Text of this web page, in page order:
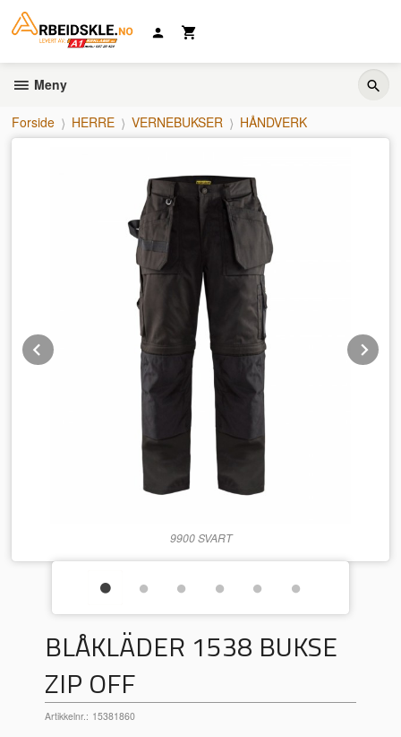
innholdet
Meny
Forside HERRE VERNEBUKSER HÅNDVERK
9900 SVART
Prev
BLÅKLÄDER 1538 BUKSE
ZIP OFF
Artikkelnr.: 15381860